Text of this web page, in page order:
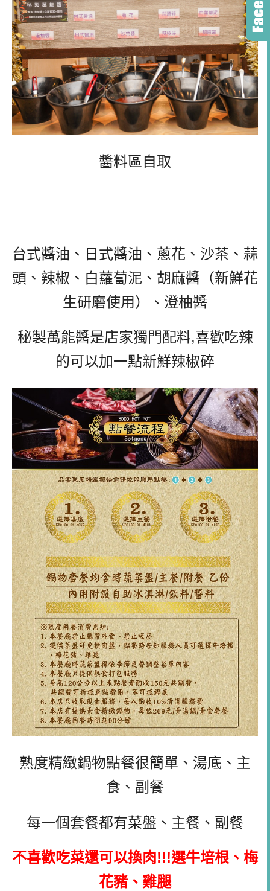
醬料區自取
台式醬油、日式醬油、蔥花、沙茶、蒜
頭、辣椒、白蘿蔔泥、胡麻醬（新鮮花
生研磨使用）、澄柚醬
秘製萬能醬是店家獨門配料,喜歡吃辣
的可以加一點新鮮辣椒碎
熟度精緻鍋物點餐很簡單、湯底、主
食、副餐
每一個套餐都有菜盤、主餐、副餐
不喜歡吃菜還可以換肉!!!選牛培根、梅
花豬、雞腿